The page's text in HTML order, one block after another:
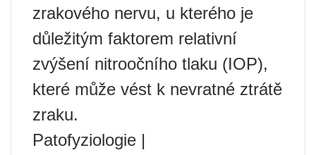
zrakového nervu, u kterého je
důležitým faktorem relativní
zvýšení nitroočního tlaku (IOP),
které může vést k nevratné ztrátě
zraku.
Patofyziologie |